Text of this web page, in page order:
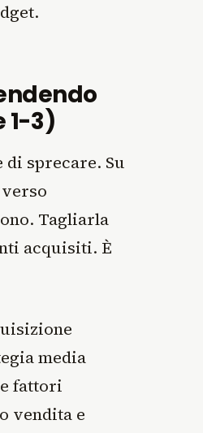
1-3)
sprecare. Su
Tagliarla
acquisiti. È
media
fattori
vendita e